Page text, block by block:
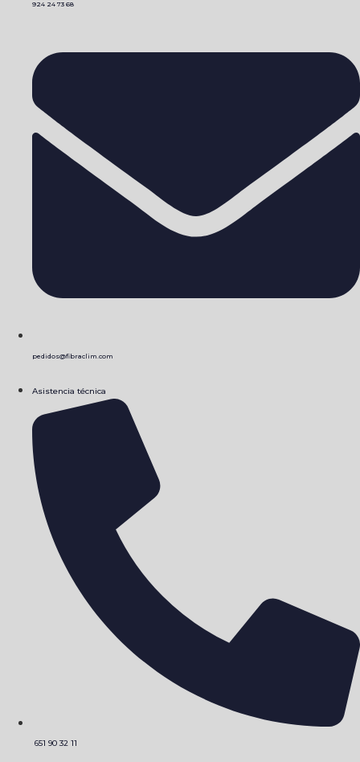
924 24 73 68
pedidos@fibraclim.com
Asistencia técnica
651 90 32 11